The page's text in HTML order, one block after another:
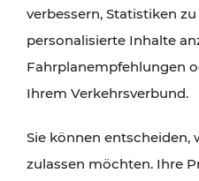
verbessern, Statistiken
personalisierte Inhalte
Fahrplanempfehlungen
Ihrem Verkehrsverbund.
Sie können entscheiden,
zulassen möchten. Ihre